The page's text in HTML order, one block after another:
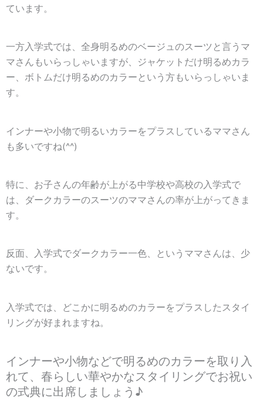
ています。
一方入学式では、全身明るめのベージュのスーツと言うマ
マさんもいらっしゃいますが、ジャケットだけ明るめカラ
ー、ボトムだけ明るめのカラーという方もいらっしゃいま
す。
インナーや小物で明るいカラーをプラスしているママさん
も多いですね(^^)
特に、お子さんの年齢が上がる中学校や高校の入学式で
は、ダークカラーのスーツのママさんの率が上がってきま
す。
反面、入学式でダークカラー一色、というママさんは、少
ないです。
入学式では、どこかに明るめのカラーをプラスしたスタイ
リングが好まれますね。
インナーや小物などで明るめのカラーを取り入
れて、春らしい華やかなスタイリングでお祝い
の式典に出席しましょう♪